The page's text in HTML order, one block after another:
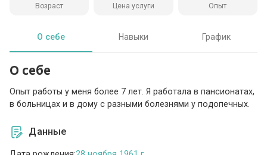
Возраст Цена услуги Опыт
О себе Навыки График
О себе
Опыт работы у меня более 7 лет. Я работала в пансионатах,
в больницах и в дому с разными болезнями у подопечных.
Данные